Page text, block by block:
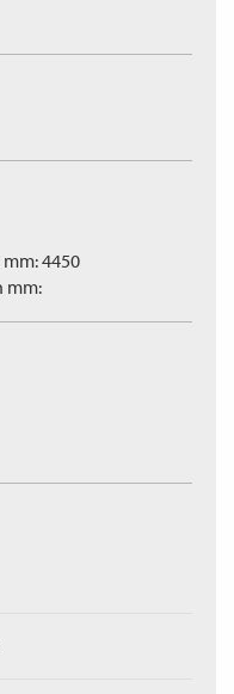
4450
mm: